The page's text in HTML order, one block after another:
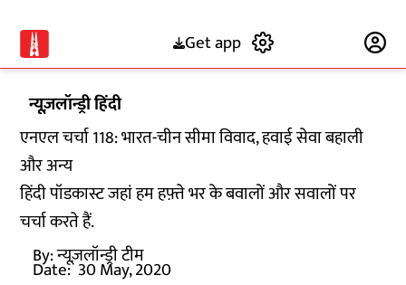
Get app
न्यूज़लॉन्ड्री हिंदी
एनएल चर्चा 118: भारत-चीन सीमा विवाद, हवाई सेवा बहाली
और अन्य
हिंदी पॉडकास्ट जहां हम हफ़्ते भर के बवालों और सवालों पर
चर्चा करते हैं.
By:न्यूज़लॉन्ड्री टीम
Date: 30 May, 2020